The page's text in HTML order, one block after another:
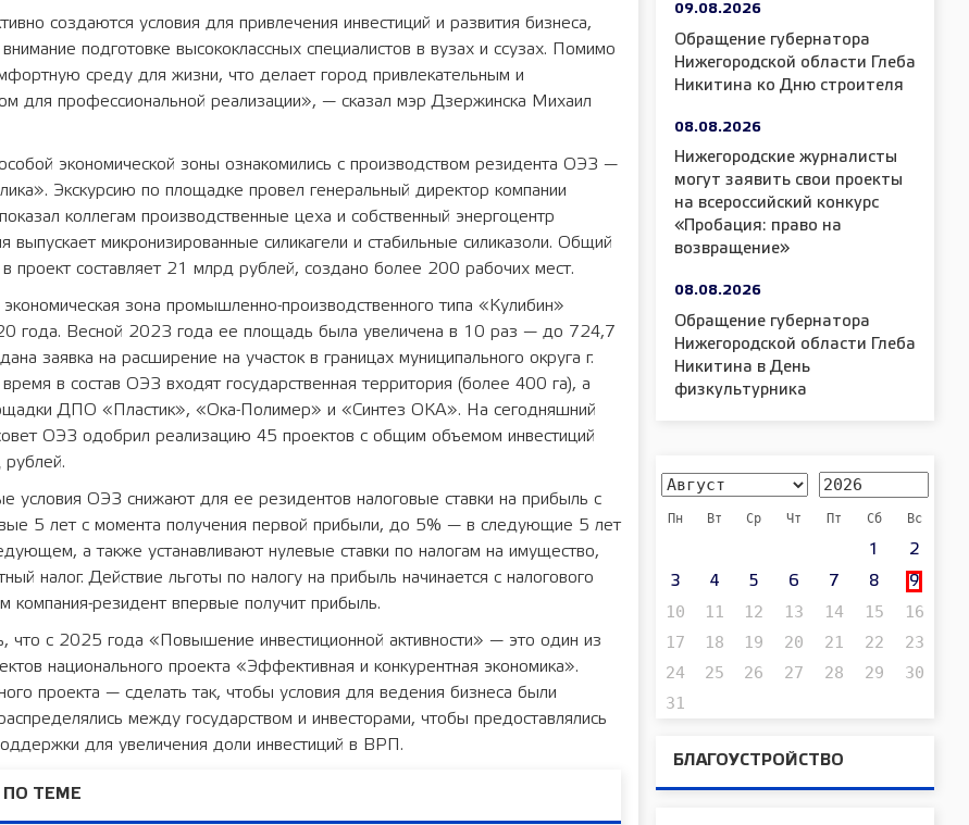
создаются условия для привлечения инвестиций и развития бизнеса,
подготовке высококлассных специалистов в вузах и ссузах. Помимо
среду для жизни, что делает город привлекательным и
для профессиональной реализации», — сказал мэр Дзержинска Михаил
экономической зоны ознакомились с производством резидента ОЭЗ —
Экскурсию по площадке провел генеральный директор компании
коллегам производственные цеха и собственный энергоцентр
выпускает микронизированные силикагели и стабильные силиказоли. Общий
проект составляет 21 млрд рублей, создано более 200 рабочих мест.
зона промышленно-производственного типа «Кулибин»
года. Весной 2023 года ее площадь была увеличена в 10 раз — до 724,7
заявка на расширение на участок в границах муниципального округа г.
в состав ОЭЗ входят государственная территория (более 400 га), а
ДПО «Пластик», «Ока-Полимер» и «Синтез ОКА». На сегодняшний
ОЭЗ одобрил реализацию 45 проектов с общим объемом инвестиций
условия ОЭЗ снижают для ее резидентов налоговые ставки на прибыль с
5 лет с момента получения первой прибыли, до 5% — в следующие 5 лет
а также устанавливают нулевые ставки по налогам на имущество,
налог. Действие льготы по налогу на прибыль начинается с налогового
компания-резидент впервые получит прибыль.
что с 2025 года «Повышение инвестиционной активности» — это один из
национального проекта «Эффективная и конкурентная экономика».
проекта — сделать так, чтобы условия для ведения бизнеса были
между государством и инвесторами, чтобы предоставлялись
для увеличения доли инвестиций в ВРП.
ПО ТЕМЕ
09.08.2026
Обращение губернатора
Нижегородской области Глеба
Никитина ко Дню строителя
08.08.2026
Нижегородские журналисты
могут заявить свои проекты
на всероссийский конкурс
«Пробация: право на
возвращение»
08.08.2026
Обращение губернатора
Нижегородской области Глеба
Никитина в День
физкультурника
Пн Вт Ср Чт Пт Сб Вс
1 2
3 4 5 6 7 8 9
10 11 12 13 14 15
16
17
18 19 20 21 22
23
24
25 26 27 28 29
30
31
БЛАГОУСТРОЙСТВО